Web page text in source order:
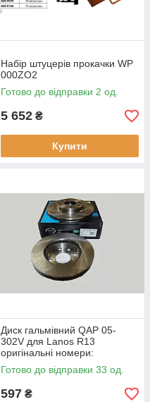
Набір штуцерів прокачки WP
000ZO2
Готово до відправки 2 од.
5 652 ₴
Купити
Диск гальмівний QAP 05-
302V для Lanos R13
оригінальні номери:
90121445
Готово до відправки 33 од.
597 ₴